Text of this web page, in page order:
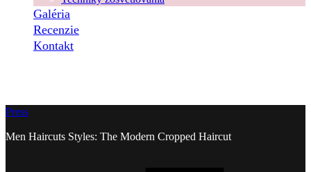
Galéria
Recenzie
Kontakt
Press
Men Haircuts Styles: The Modern Cropped Haircut